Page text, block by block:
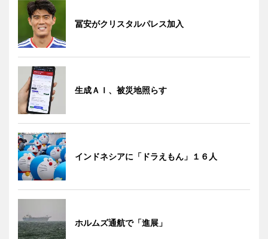
冨安がクリスタルパレス加入
生成ＡＩ、被災地照らす
インドネシアに「ドラえもん」１６人
ホルムズ通航で「進展」